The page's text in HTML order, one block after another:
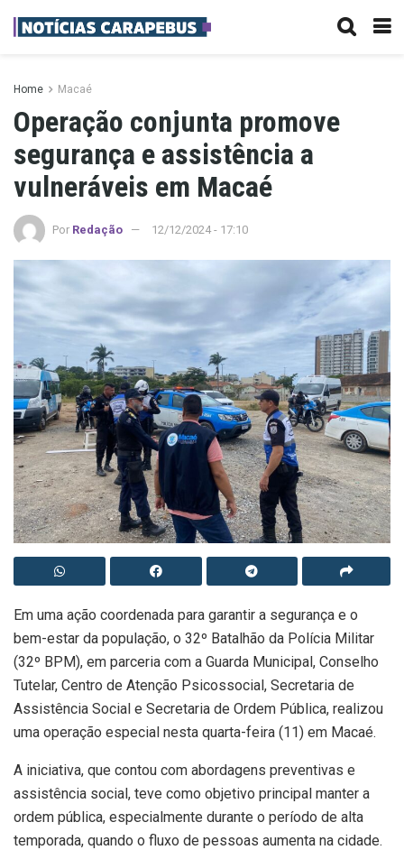
Home Macaé
Operação conjunta promove
segurança e assistência a
vulneráveis em Macaé
Por Redação 12/12/2024 - 17:10
Em uma ação coordenada para garantir a segurança e o
bem-estar da população, o 32º Batalhão da Polícia Militar
(32º BPM), em parceria com a Guarda Municipal, Conselho
Tutelar, Centro de Atenção Psicossocial, Secretaria de
Assistência Social e Secretaria de Ordem Pública, realizou
uma operação especial nesta quarta-feira (11) em Macaé.
A iniciativa, que contou com abordagens preventivas e
assistência social, teve como objetivo principal manter a
ordem pública, especialmente durante o período de alta
temporada, quando o fluxo de pessoas aumenta na cidade.